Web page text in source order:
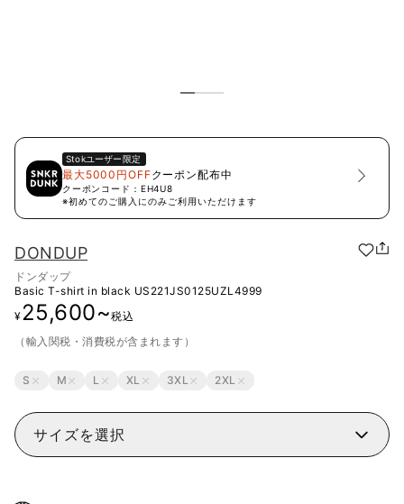
Stokユーザー限定
最大5000円OFFクーポン配布中
クーポンコード： EH4U8
※初めてのご購入にのみご利用いただけます
DONDUP
ドンダップ
Basic T-shirt in black US221JS0125UZL4999
¥25,600~税込
（輸入関税・消費税が含まれます）
S M L XL 3XL 2XL
サイズを選択